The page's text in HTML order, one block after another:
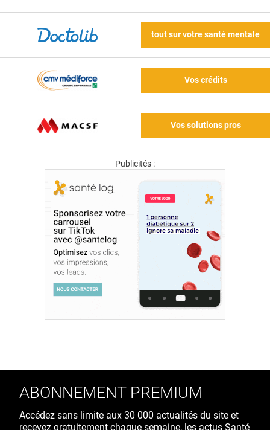
tout sur votre santé mentale
Vos crédits
Vos solutions pros
Publicités :
ABONNEMENT PREMIUM
Accédez sans limite aux 30 000 actualités du site et
recevez gratuitement chaque semaine, les actus Santé